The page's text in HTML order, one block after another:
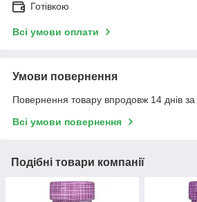
Готівкою
Всі умови оплати
Умови повернення
Повернення товару впродовж 14 днів
Всі умови повернення
Подібні товари компанії